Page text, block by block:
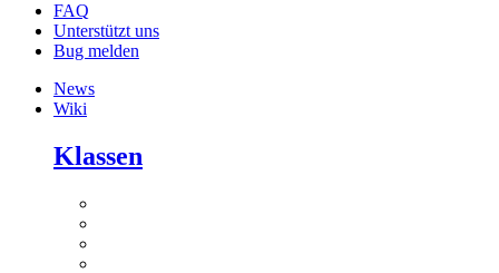
FAQ
Unterstützt uns
Bug melden
News
Wiki
Klassen